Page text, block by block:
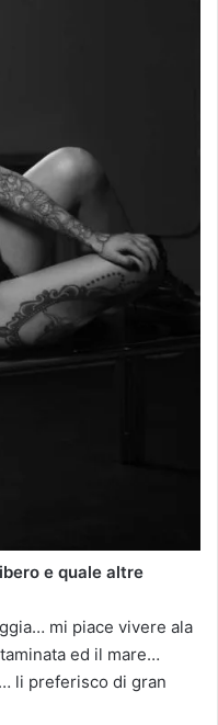
e quale altre
mi piace vivere ala
ed il mare…
li preferisco di gran